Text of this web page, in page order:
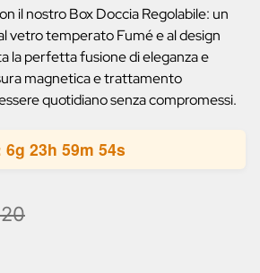
il nostro Box Doccia Regolabile: un
vetro temperato Fumé e al design
la perfetta fusione di eleganza e
magnetica e trattamento
quotidiano senza compromessi.
6g 23h 59m 53s